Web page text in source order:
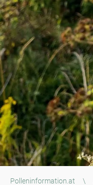
Polleninformation.at \